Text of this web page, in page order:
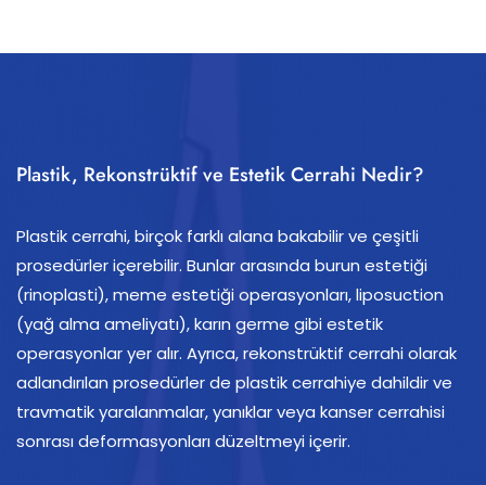
Plastik, Rekonstrüktif ve Estetik Cerrahi Nedir?
Plastik cerrahi, birçok farklı alana bakabilir ve çeşitli
prosedürler içerebilir. Bunlar arasında burun estetiği
(rinoplasti), meme estetiği operasyonları, liposuction
(yağ alma ameliyatı), karın germe gibi estetik
operasyonlar yer alır. Ayrıca, rekonstrüktif cerrahi olarak
adlandırılan prosedürler de plastik cerrahiye dahildir ve
travmatik yaralanmalar, yanıklar veya kanser cerrahisi
sonrası deformasyonları düzeltmeyi içerir.